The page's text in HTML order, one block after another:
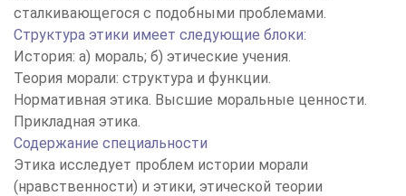
сталкивающегося с подобными проблемами.
Структура этики имеет следующие блоки:
История: а) мораль; б) этические учения.
Теория морали: структура и функции.
Нормативная этика. Высшие моральные ценности.
Прикладная этика.
Содержание специальности
Этика исследует проблем истории морали
(нравственности) и этики, этической теории